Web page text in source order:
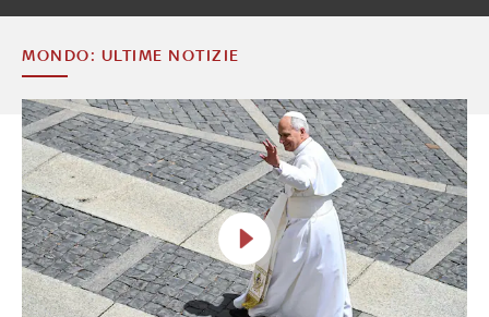
MONDO: ULTIME NOTIZIE